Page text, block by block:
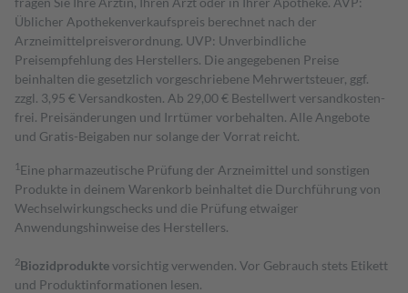
Üblicher Apothekenverkaufspreis berechnet nach der
Arzneimittelpreisverordnung. UVP: Unverbindliche
Preisempfehlung des Herstellers. Die angegebenen Preise
beinhalten die gesetzlich vorgeschriebene Mehrwertsteuer, ggf.
zzgl. 3,95 € Versandkosten. Ab 29,00 € Bestell­wert versand­kosten­
frei. Preisänderungen und Irrtümer vorbehalten. Alle Angebote
und Gratis-Beigaben nur solange der Vorrat reicht.
1 Eine pharmazeutische Prüfung der Arzneimittel und sonstigen
Produkte in deinem Warenkorb beinhaltet die Durchführung von
Wechselwirkungschecks und die Prüfung etwaiger
Anwendungshinweise des Herstellers.
2Biozidproduktevorsichtig verwenden. Vor Gebrauch stets Etikett
und Produktinformationen lesen.